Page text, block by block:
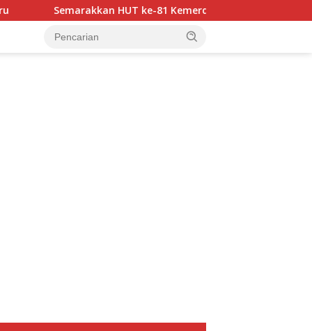
HUT ke-81 Kemerdekaan RI, Bhayangkara Luwu Utara FC